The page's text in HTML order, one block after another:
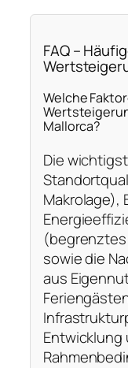
FAQ –
Welche
Mallorca?
Die
Makrolage),
(begrenztes
sowie die
aus